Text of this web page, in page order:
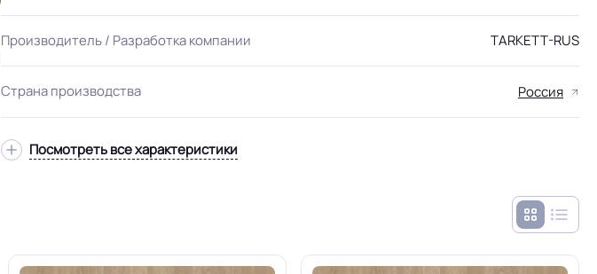
Производитель / Разработка компании TARKETT-RUS
Страна производства Россия
Посмотреть все характеристики